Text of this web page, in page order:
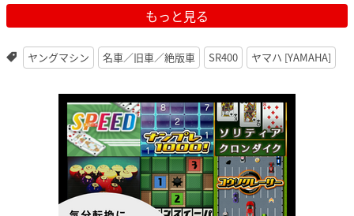
もっと見る
ヤングマシン 名車／旧車／絶版車 SR400 ヤマハ [YAMAHA]